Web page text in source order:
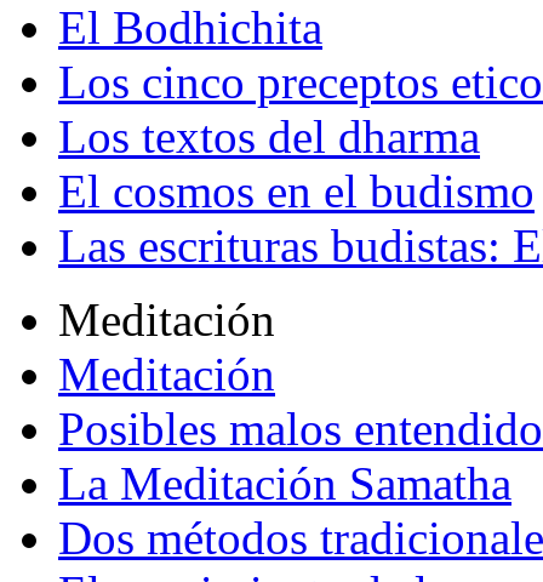
El Bodhichita
Los cinco preceptos
Los textos del dharma
El cosmos en el budismo
Las escrituras budistas:
Meditación
Meditación
Posibles malos
La Meditación Samatha
Dos métodos